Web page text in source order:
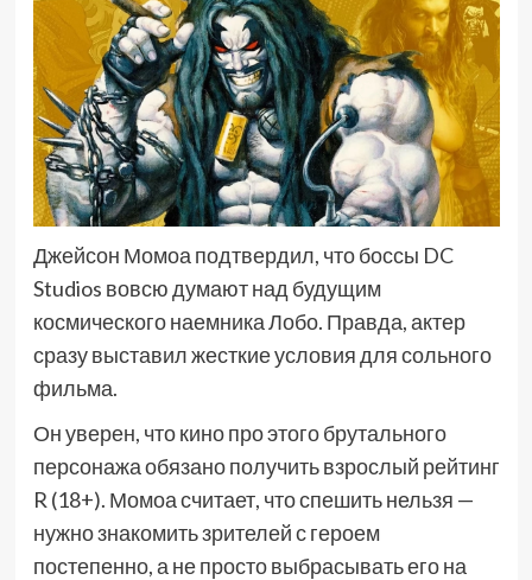
Джейсон Момоа подтвердил, что боссы DC
Studios вовсю думают над будущим
космического наемника Лобо. Правда, актер
сразу выставил жесткие условия для сольного
фильма.
Он уверен, что кино про этого брутального
персонажа обязано получить взрослый рейтинг
R (18+). Момоа считает, что спешить нельзя —
нужно знакомить зрителей с героем
постепенно, а не просто выбрасывать его на